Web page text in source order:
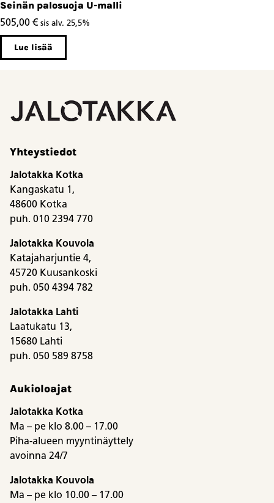
Seinän palosuoja U-malli
505,00 € sis alv. 25,5%
Lue lisää
Yhteystiedot
Jalotakka Kotka
Kangaskatu 1,
48600 Kotka
puh. 010 2394 770
Jalotakka Kouvola
Katajaharjuntie 4,
45720 Kuusankoski
puh. 050 4394 782
Jalotakka Lahti
Laatukatu 13,
15680 Lahti
puh. 050 589 8758
Aukioloajat
Jalotakka Kotka
Ma – pe klo 8.00 – 17.00
Piha-alueen myyntinäyttely
avoinna 24/7
Jalotakka Kouvola
Ma – pe klo 10.00 – 17.00